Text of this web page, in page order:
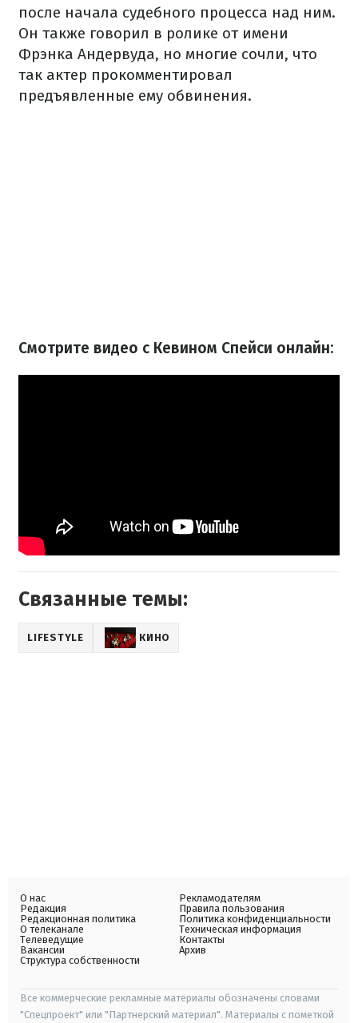
после начала судебного процесса над ним.
Он также говорил в ролике от имени
Фрэнка Андервуда, но многие сочли, что
так актер прокомментировал
предъявленные ему обвинения.
Смотрите видео с Кевином Спейси онлайн:
Связанные темы:
LIFESTYLE КИНО
О нас
Редакция
Редакционная политика
О телеканале
Телеведущие
Вакансии
Структура собственности
Рекламодателям
Правила пользования
Политика конфиденциальности
Техническая информация
Контакты
Архив
Все коммерческие рекламные материалы обозначены словами
"Спецпроект" или "Партнерский материал". Материалы с пометкой